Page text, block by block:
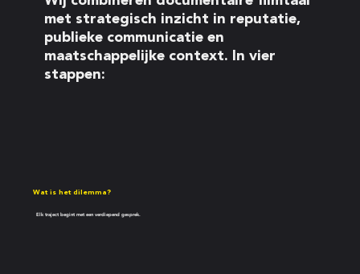
Wat is het dilemma?
Elk traject begint met een verdiepend gesprek.
met strategisch inzicht in reputatie,
publieke communicatie en
maatschappelijke context. In vier
stappen: